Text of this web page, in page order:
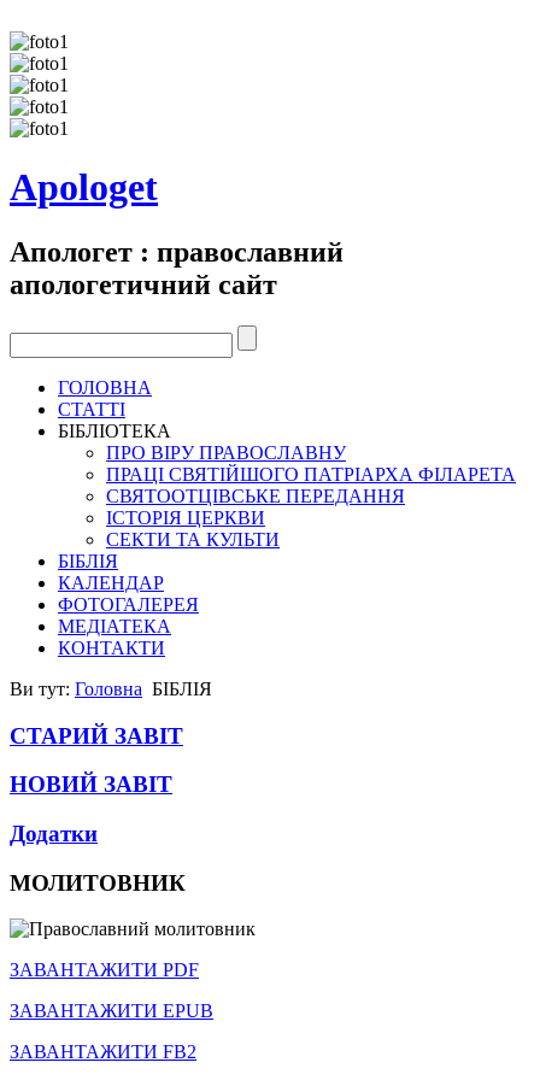
Apologet
Апологет : православний
апологетичний сайт
ГОЛОВНА
СТАТТІ
БІБЛІОТЕКА
ПРО ВІРУ ПРАВОСЛАВНУ
ПРАЦІ СВЯТІЙШОГО ПАТРІАРХА ФІЛАРЕТА
СВЯТООТЦІВСЬКЕ ПЕРЕДАННЯ
ІСТОРІЯ ЦЕРКВИ
СЕКТИ ТА КУЛЬТИ
БІБЛІЯ
КАЛЕНДАР
ФОТОГАЛЕРЕЯ
МЕДІАТЕКА
КОНТАКТИ
Ви тут: Головна БІБЛІЯ
СТАРИЙ ЗАВІТ
НОВИЙ ЗАВІТ
Додатки
МОЛИТОВНИК
ЗАВАНТАЖИТИ PDF
ЗАВАНТАЖИТИ EPUB
ЗАВАНТАЖИТИ FB2